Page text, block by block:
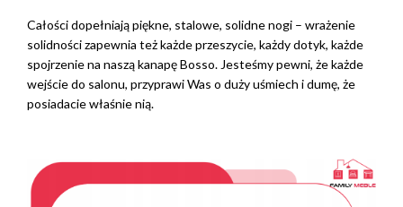
Całości dopełniają piękne, stalowe, solidne nogi – wrażenie
solidności zapewnia też każde przeszycie, każdy dotyk, każde
spojrzenie na naszą kanapę Bosso. Jesteśmy pewni, że każde
wejście do salonu, przyprawi Was o duży uśmiech i dumę, że
posiadacie właśnie nią.